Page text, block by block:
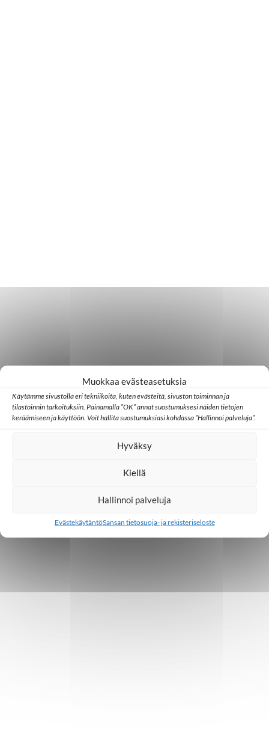
Muokkaa evästeasetuksia
Käytämme sivustolla eri tekniikoita, kuten evästeitä, sivuston toiminnan ja
tilastoinnin tarkoituksiin. Painamalla ”OK” annat suostumuksesi näiden tietojen
keräämiseen ja käyttöön. Voit hallita suostumuksiasi kohdassa ”Hallinnoi palveluja”.
Hyväksy
Kiellä
Hallinnoi palveluja
EvästekäytäntöSansan tietosuoja- ja rekisteriseloste